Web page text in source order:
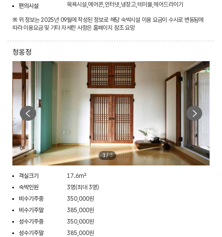
편의시설
목욕시설,에어콘,인터넷,냉장고,테이블,헤어드라이기
※ 위 정보는 2025년 09월에 작성된 정보로 해당 숙박시설 이용 요금이 수시로 변동됨에
따라 이용요금 및 기타 자세한 사항은 홈페이지 참조 요망
청옹정
1/3
객실크기
17.6m²
숙박인원
3명(최대 3명)
비수기주중
350,000원
비수기주말
385,000원
성수기주중
350,000원
성수기주말
385,000원